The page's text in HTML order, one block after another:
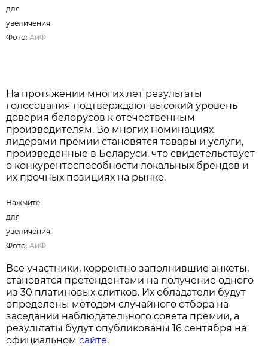
для
увеличения.
Фото:АиФ
На протяжении многих лет результаты
голосования подтверждают высокий уровень
доверия белорусов к отечественным
производителям. Во многих номинациях
лидерами премии становятся товары и услуги,
произведенные в Беларуси, что свидетельствует
о конкурентоспособности локальных брендов и
их прочных позициях на рынке.
Нажмите
для
увеличения.
Фото:АиФ
Все участники, корректно заполнившие анкеты,
становятся претендентами на получение одного
из 30 платиновых слитков. Их обладатели будут
определены методом случайного отбора на
заседании наблюдательного совета премии, а
результаты будут опубликованы 16 сентября на
официальномсайте.